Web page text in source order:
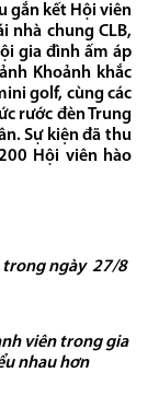
gắn kết Hội viên
nhà chung CLB,
gia đình ấm áp
Khoảnh khắc
golf, cùng các
rước đèn Trung
Sự kiện đã thu
Hội viên hào
trong ngày 27/8
viên trong gia
nhau hơn